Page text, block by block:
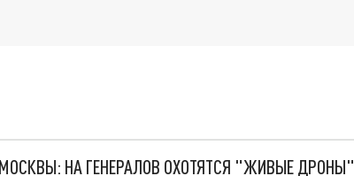
НА ГЕНЕРАЛОВ ОХОТЯТСЯ "ЖИВЫЕ ДРОНЫ"